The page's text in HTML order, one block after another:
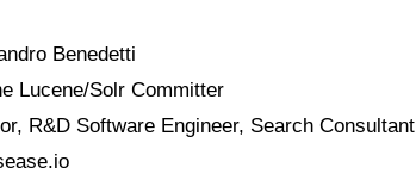
Benedetti
Lucene/Solr Committer
R&D Software Engineer, Search Consultant